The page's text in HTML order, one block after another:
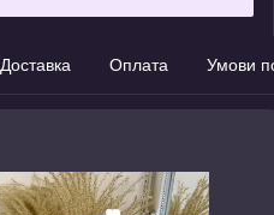
Доставка Оплата Умови